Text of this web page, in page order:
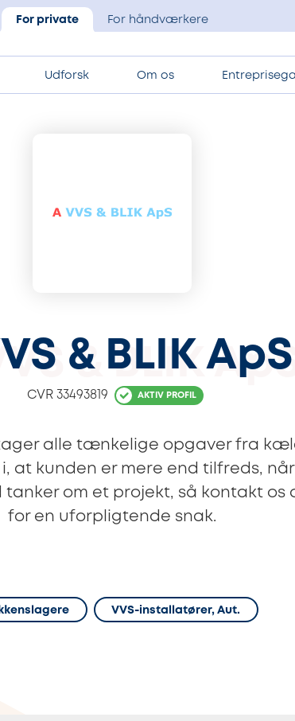
For private For håndværkere
Udforsk Om os
& BLIK ApS
CVR 33493819 AKTIV PROFIL
alle tænkelige opgaver fra
at kunden er mere end tilfreds,
tanker om et projekt, så kontakt os
for en uforpligtende snak.
VVS-installatører, Aut.